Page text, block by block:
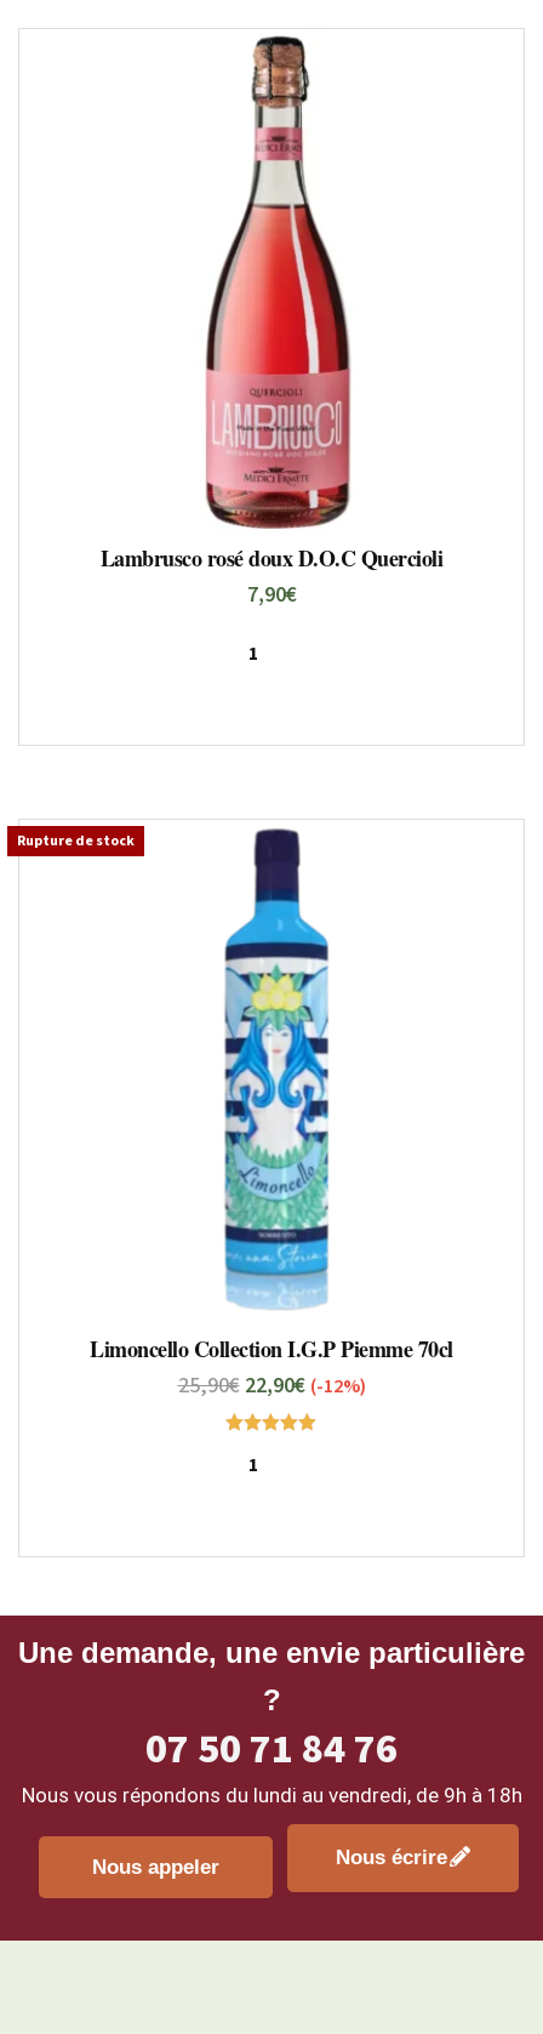
Lambrusco rosé doux D.O.C Quercioli
7,90€
Rupture de stock
Limoncello Collection I.G.P Piemme 70cl
25,90€ 22,90€ (-12%)
Une demande, une envie particulière
?
07 50 71 84 76
Nous vous répondons du lundi au vendredi, de 9h à 18h
Nous appeler Nous écrire